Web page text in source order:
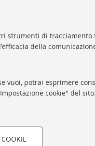
strumenti di
della
vuoi, potrai esprimere
cookie" del sito.